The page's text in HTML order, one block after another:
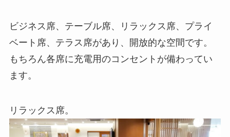
ビジネス席、テーブル席、リラックス席、プライ
ベート席、テラス席があり、開放的な空間です。
もちろん各席に充電用のコンセントが備わってい
ます。
リラックス席。